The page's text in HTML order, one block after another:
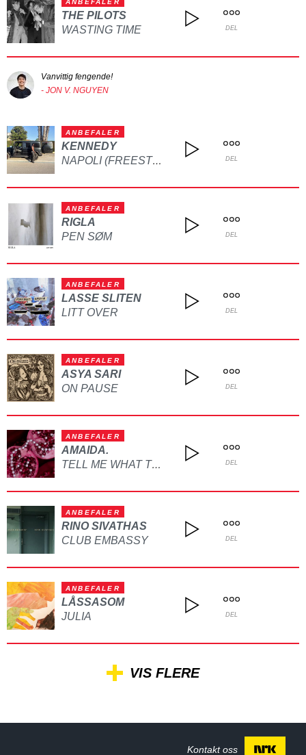
ANBEFALER
THE PILOTS
WASTING TIME
DEL
Vanvittig fengende!
- JON V. NGUYEN
ANBEFALER
KENNEDY
NAPOLI (FREESTYLE) DEL
ANBEFALER
RIGLA
PEN SØM
DEL
ANBEFALER
LASSE SLITEN
LITT OVER
DEL
ANBEFALER
ASYA SARI
ON PAUSE
DEL
ANBEFALER
AMAIDA.
TELL ME WHAT TO DO DEL
ANBEFALER
RINO SIVATHAS
CLUB EMBASSY
DEL
ANBEFALER
LÅSSASOM
JULIA
DEL
VIS FLERE
Kontakt oss